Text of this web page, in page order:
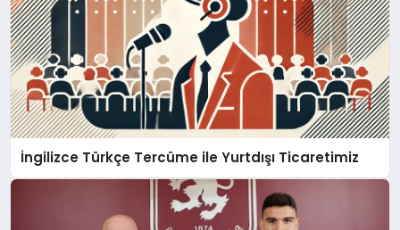
İngilizce Türkçe Tercüme ile Yurtdışı Ticaretimiz